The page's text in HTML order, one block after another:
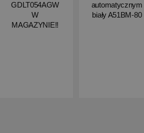
GDLT054AGW
W
MAGAZYNIE!!
automatycznym
biały A51BM-80